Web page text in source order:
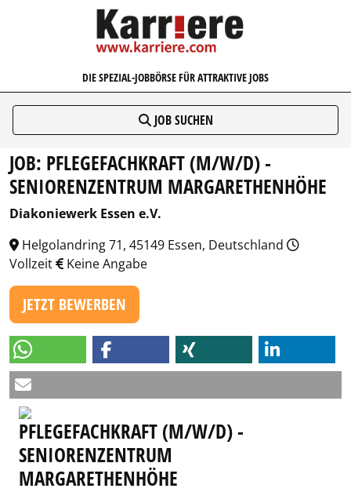
KARRIERE.COM
DIE SPEZIAL-JOBBÖRSE FÜR ATTRAKTIVE JOBS
JOB SUCHEN
JOB: PFLEGEFACHKRAFT (M/W/D) -
SENIORENZENTRUM MARGARETHENHÖHE
Diakoniewerk Essen e.V.
Helgolandring 71, 45149 Essen, Deutschland
Vollzeit
Keine Angabe
JETZT BEWERBEN
PFLEGEFACHKRAFT (M/W/D) -
SENIORENZENTRUM
MARGARETHENHÖHE